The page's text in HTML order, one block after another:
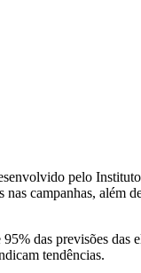
pelo
campanhas, além
das previsões das
tendências.